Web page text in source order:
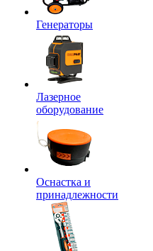
Генераторы
Лазерное
оборудование
Оснастка и
принадлежности